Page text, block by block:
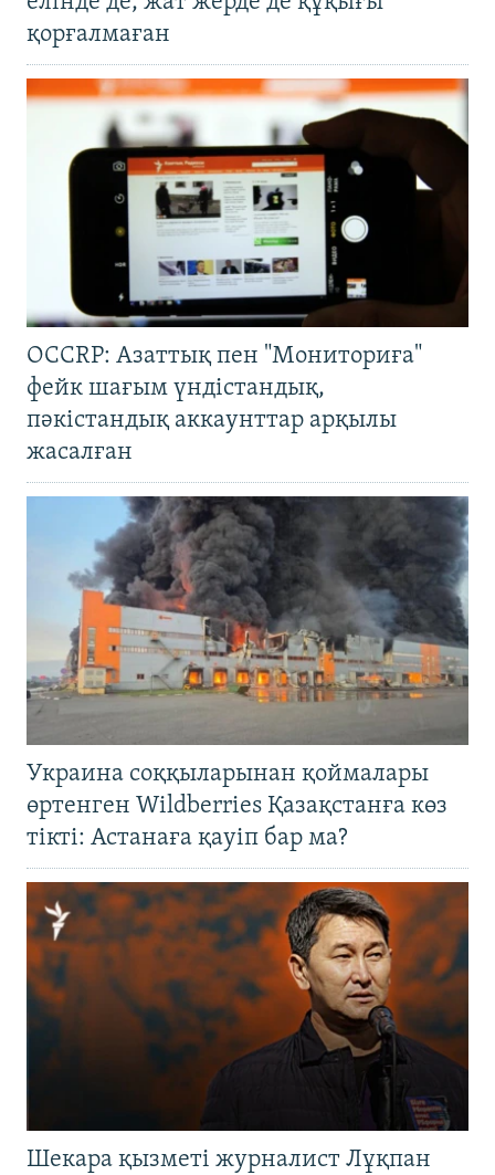
қорғалмаған
OCCRP: Азаттық пен "Мониториға"
фейк шағым үндістандық,
пәкістандық аккаунттар арқылы
жасалған
Украина соққыларынан қоймалары
өртенген Wildberries Қазақстанға көз
тікті: Астанаға қауіп бар ма?
Шекара қызметі журналист Лұқпан